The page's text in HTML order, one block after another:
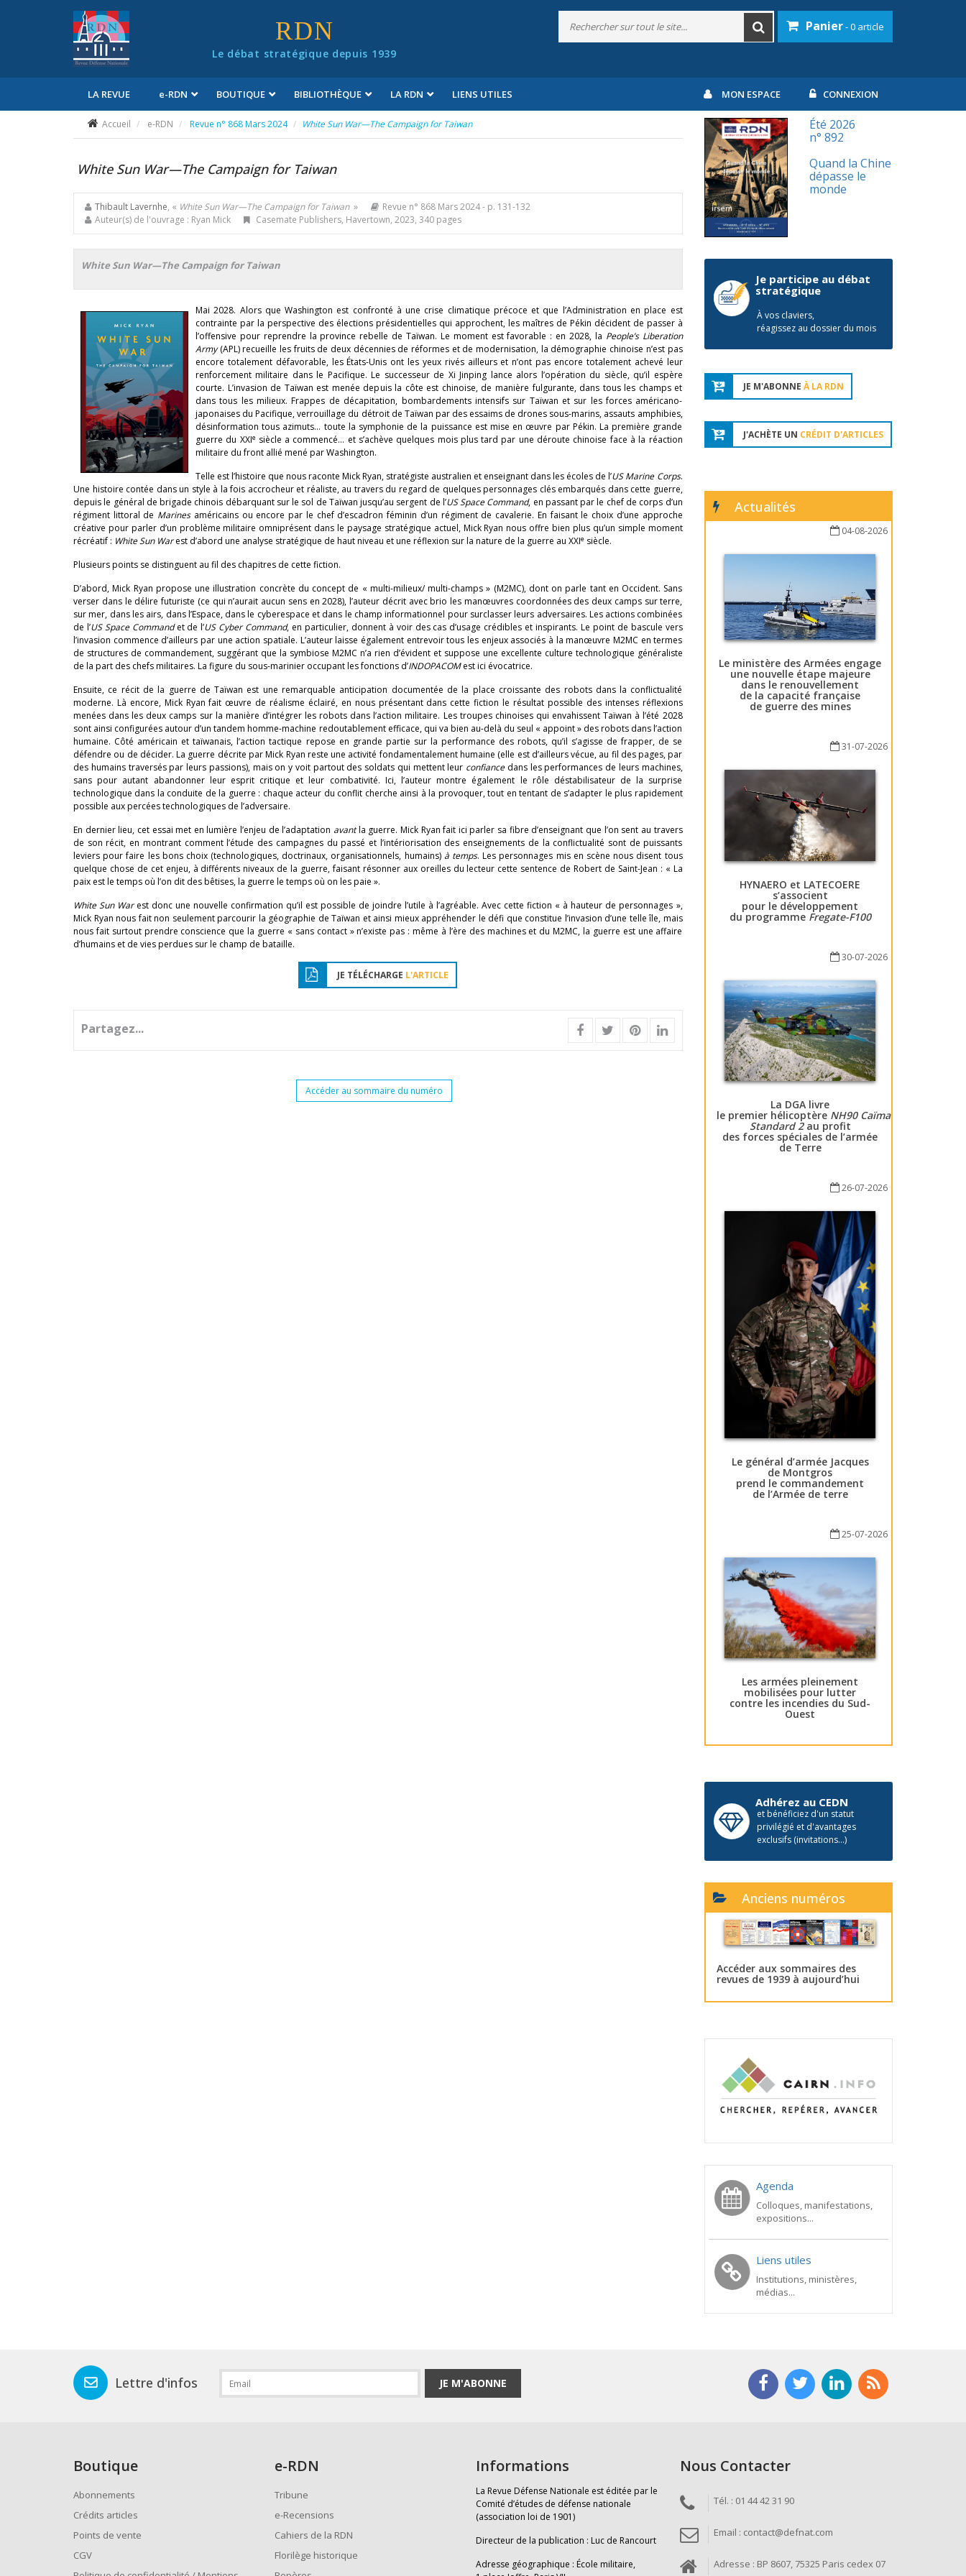
RDN
Le débat stratégique depuis 1939
Panier- 0 article
LA REVUE e-RDN BOUTIQUE BIBLIOTHÈQUE LA RDN LIENS UTILES MON ESPACE CONNEXION
Accueil e-RDN Revue n° 868 Mars 2024 White Sun War—The Campaign for Taiwan
White Sun War—The Campaign for Taiwan
Thibault Lavernhe, « White Sun War—The Campaign for Taiwan» Revue n° 868 Mars 2024- p. 131-132
Auteur(s) de l'ouvrage : Ryan Mick
Casemate Publishers, Havertown, 2023, 340 pages
White Sun War—The Campaign for Taiwan
Mai 2028. Alors que Washington est confronté à une crise climatique précoce et que l’Administration en place est
contrainte par la perspective des élections présidentielles qui approchent, les maîtres de Pékin décident de passer à
l’offensive pour reprendre la province rebelle de Taïwan. Le moment est favorable : en 2028, la People’s Liberation
Army(APL) recueille les fruits de deux décennies de réformes et de modernisation, la démographie chinoise n’est pas
encore totalement défavorable, les États-Unis ont les yeux rivés ailleurs et n’ont pas encore totalement achevé leur
renforcement militaire dans le Pacifique. Le successeur de Xi Jinping lance alors l’opération du siècle, qu’il espère
courte. L’invasion de Taïwan est menée depuis la côte est chinoise, de manière fulgurante, dans tous les champs et
dans tous les milieux. Frappes de décapitation, bombardements intensifs sur Taïwan et sur les forces américano-
japonaises du Pacifique, verrouillage du détroit de Taïwan par des essaims de drones sous-marins, assauts amphibies,
désinformation tous azimuts… toute la symphonie de la puissance est mise en œuvre par Pékin. La première grande
guerre du XXIesiècle a commencé… et s’achève quelques mois plus tard par une déroute chinoise face à la réaction
militaire du front allié mené par Washington.
Telle est l’histoire que nous raconte Mick Ryan, stratégiste australien et enseignant dans les écoles de l’US Marine Corps.
Une histoire contée dans un style à la fois accrocheur et réaliste, au travers du regard de quelques personnages clés embarqués dans cette guerre,
depuis le général de brigade chinois débarquant sur le sol de Taïwan jusqu’au sergent de l’US Space Command, en passant par le chef de corps d’un
régiment littoral de Marinesaméricains ou encore par le chef d’escadron féminin d’un régiment de cavalerie. En faisant le choix d’une approche
créative pour parler d’un problème militaire omniprésent dans le paysage stratégique actuel, Mick Ryan nous offre bien plus qu’un simple moment
récréatif : White Sun Warest d’abord une analyse stratégique de haut niveau et une réflexion sur la nature de la guerre au XXIe siècle.
Plusieurs points se distinguent au fil des chapitres de cette fiction.
D’abord, Mick Ryan propose une illustration concrète du concept de « multi-milieux/ multi-champs » (M2MC), dont on parle tant en Occident. Sans
verser dans le délire futuriste (ce qui n’aurait aucun sens en 2028), l’auteur décrit avec brio les manœuvres coordonnées des deux camps sur terre,
sur mer, dans les airs, dans l’Espace, dans le cyberespace et dans le champ informationnel pour surclasser leurs adversaires. Les actions combinées
de l’US Space Commandet de l’US Cyber Command, en particulier, donnent à voir des cas d’usage crédibles et inspirants. Le point de bascule vers
l’invasion commence d’ailleurs par une action spatiale. L’auteur laisse également entrevoir tous les enjeux associés à la manœuvre M2MC en termes
de structures de commandement, suggérant que la symbiose M2MC n’a rien d’évident et suppose une excellente culture technologique généraliste
de la part des chefs militaires. La figure du sous-marinier occupant les fonctions d’INDOPACOMest ici évocatrice.
Ensuite, ce récit de la guerre de Taïwan est une remarquable anticipation documentée de la place croissante des robots dans la conflictualité
moderne. Là encore, Mick Ryan fait œuvre de réalisme éclairé, en nous présentant dans cette fiction le résultat possible des intenses réflexions
menées dans les deux camps sur la manière d’intégrer les robots dans l’action militaire. Les troupes chinoises qui envahissent Taïwan à l’été 2028
sont ainsi configurées autour d’un tandem homme-machine redoutablement efficace, qui va bien au-delà du seul « appoint » des robots dans l’action
humaine. Côté américain et taïwanais, l’action tactique repose en grande partie sur la performance des robots, qu’il s’agisse de frapper, de se
défendre ou de décider. La guerre décrite par Mick Ryan reste une activité fondamentalement humaine (elle est d’ailleurs vécue, au fil des pages, par
des humains traversés par leurs passions), mais on y voit partout des soldats qui mettent leur confiancedans les performances de leurs machines,
sans pour autant abandonner leur esprit critique et leur combativité. Ici, l’auteur montre également le rôle déstabilisateur de la surprise
technologique dans la conduite de la guerre : chaque acteur du conflit cherche ainsi à la provoquer, tout en tentant de s’adapter le plus rapidement
possible aux percées technologiques de l’adversaire.
En dernier lieu, cet essai met en lumière l’enjeu de l’adaptation avantla guerre. Mick Ryan fait ici parler sa fibre d’enseignant que l’on sent au travers
de son récit, en montrant comment l’étude des campagnes du passé et l’intériorisation des enseignements de la conflictualité sont de puissants
leviers pour faire les bons choix (technologiques, doctrinaux, organisationnels, humains) à temps. Les personnages mis en scène nous disent tous
quelque chose de cet enjeu, à différents niveaux de la guerre, faisant résonner aux oreilles du lecteur cette sentence de Robert de Saint-Jean : « La
paix est le temps où l’on dit des bêtises, la guerre le temps où on les paie ».
White Sun Warest donc une nouvelle confirmation qu’il est possible de joindre l’utile à l’agréable. Avec cette fiction « à hauteur de personnages »,
Mick Ryan nous fait non seulement parcourir la géographie de Taïwan et ainsi mieux appréhender le défi que constitue l’invasion d’une telle île, mais
nous fait surtout prendre conscience que la guerre « sans contact » n’existe pas : même à l’ère des machines et du M2MC, la guerre est une affaire
d’humains et de vies perdues sur le champ de bataille.
JE TÉLÉCHARGE L'ARTICLE
Partagez...
Accéder au sommaire du numéro
Été 2026
n° 892
Quand la Chine
dépasse le
monde
Je participe au débat
stratégique
À vos claviers,
réagissez au dossier du mois
JE M'ABONNE À LA RDN
J'ACHÈTE UN CRÉDIT D'ARTICLES
Actualités
04-08-2026
Le ministère des Armées engage
une nouvelle étape majeure
dans le renouvellement
de la capacité française
de guerre des mines
31-07-2026
HYNAERO et LATECOERE
s’associent
pour le développement
du programme Fregate-F100
30-07-2026
La DGA livre
le premier hélicoptère NH90 Caïman
Standard 2au profit
des forces spéciales de l’armée
de Terre
26-07-2026
Le général d’armée Jacques
de Montgros
prend le commandement
de l’Armée de terre
25-07-2026
Les armées pleinement
mobilisées pour lutter
contre les incendies du Sud-
Ouest
Adhérez au CEDN
et bénéficiez d'un statut
privilégié et d'avantages
exclusifs (invitations...)
Anciens numéros
Accéder aux sommaires des
revues de 1939 à aujourd’hui
Agenda
Colloques, manifestations,
expositions...
Liens utiles
Institutions, ministères,
médias...
Lettre d'infos JE M'ABONNE
Boutique
Abonnements
Crédits articles
Points de vente
CGV
e-RDN
Tribune
e-Recensions
Cahiers de la RDN
Florilège historique
Informations
La Revue Défense Nationale est éditée par le
Comité d’études de défense nationale
(association loi de 1901)
Directeur de la publication : Luc de Rancourt
Adresse géographique : École militaire,
Nous Contacter
Tél. : 01 44 42 31 90
Email : contact@defnat.com
Adresse : BP 8607, 75325 Paris cedex 07